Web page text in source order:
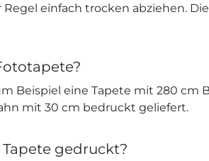
einfach trocken abziehen.
Beispiel eine Tapete mit 280 cm
mit 30 cm bedruckt geliefert.
gedruckt?